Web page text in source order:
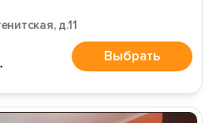
д.11
Выбрать